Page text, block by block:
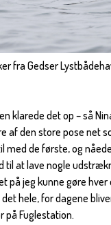
fra Gedser
klarede det op – så
af den store pose net
med de første, og
til at lave nogle
på jeg kunne gøre hver
hele, for dagene
på Fuglestation.